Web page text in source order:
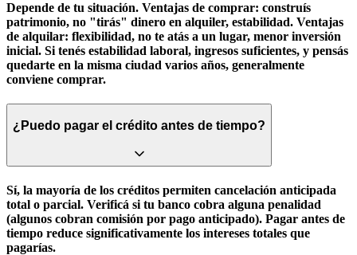
Depende de tu situación. Ventajas de comprar: construís
patrimonio, no "tirás" dinero en alquiler, estabilidad. Ventajas
de alquilar: flexibilidad, no te atás a un lugar, menor inversión
inicial. Si tenés estabilidad laboral, ingresos suficientes, y pensás
quedarte en la misma ciudad varios años, generalmente
conviene comprar.
¿Puedo pagar el crédito antes de tiempo?
Sí, la mayoría de los créditos permiten cancelación anticipada
total o parcial. Verificá si tu banco cobra alguna penalidad
(algunos cobran comisión por pago anticipado). Pagar antes de
tiempo reduce significativamente los intereses totales que
pagarías.